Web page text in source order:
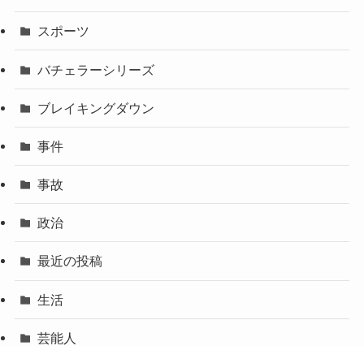
スポーツ
バチェラーシリーズ
ブレイキングダウン
事件
事故
政治
最近の投稿
生活
芸能人